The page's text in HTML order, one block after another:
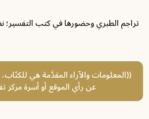
تراجم الطبري وحضورها في كتب التفسير؛
((المعلومات والآراء المقدَّمة هي للكتّاب،
عن رأي الموقع أو أسرة مركز